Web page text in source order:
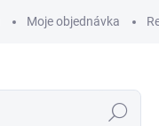
Moje objednávka
Hledat